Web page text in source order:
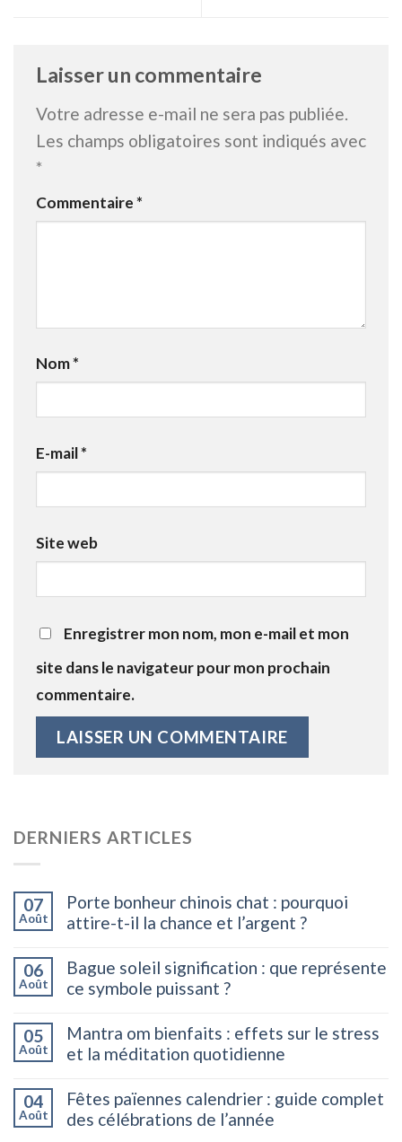
Laisser un commentaire
Votre adresse e-mail ne sera pas publiée.
Les champs obligatoires sont indiqués avec
*
Commentaire*
Nom*
E-mail*
Site web
Enregistrer mon nom, mon e-mail et mon
site dans le navigateur pour mon prochain
commentaire.
DERNIERS ARTICLES
07
Août
Porte bonheur chinois chat : pourquoi
attire-t-il la chance et l’argent ?
06
Août
Bague soleil signification : que représente
ce symbole puissant ?
05
Août
Mantra om bienfaits : effets sur le stress
et la méditation quotidienne
04
Août
Fêtes païennes calendrier : guide complet
des célébrations de l’année